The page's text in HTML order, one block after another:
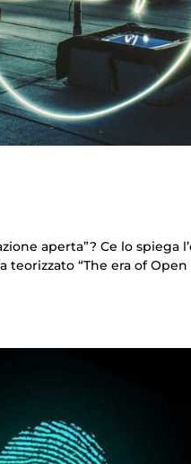
aperta”? Ce lo spiega
“The era of